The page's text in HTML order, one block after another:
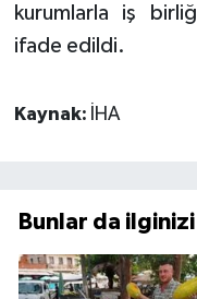
kurumlarla iş
ifade edildi.
Kaynak: İHA
Bunlar da